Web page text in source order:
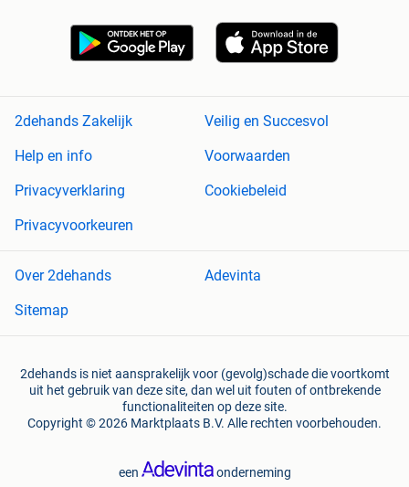
2dehands Zakelijk
Veilig en Succesvol
Help en info
Voorwaarden
Privacyverklaring
Cookiebeleid
Privacyvoorkeuren
Over 2dehands
Adevinta
Sitemap
2dehands is niet aansprakelijk voor (gevolg)schade die voortkomt
uit het gebruik van deze site, dan wel uit fouten of ontbrekende
functionaliteiten op deze site.
Copyright © 2026 Marktplaats B.V. Alle rechten voorbehouden.
een onderneming